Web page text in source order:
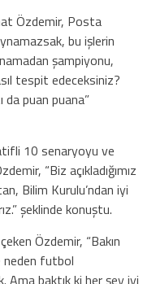
Özdemir, Posta
bu işlerin
şampiyonu,
tespit edeceksiniz?
puan puana”
10 senaryoyu ve
“Biz açıkladığımız
Bilim Kurulu’ndan iyi
şeklinde konuştu.
Özdemir, “Bakın
neden futbol
Ama baktık ki her şey iyi